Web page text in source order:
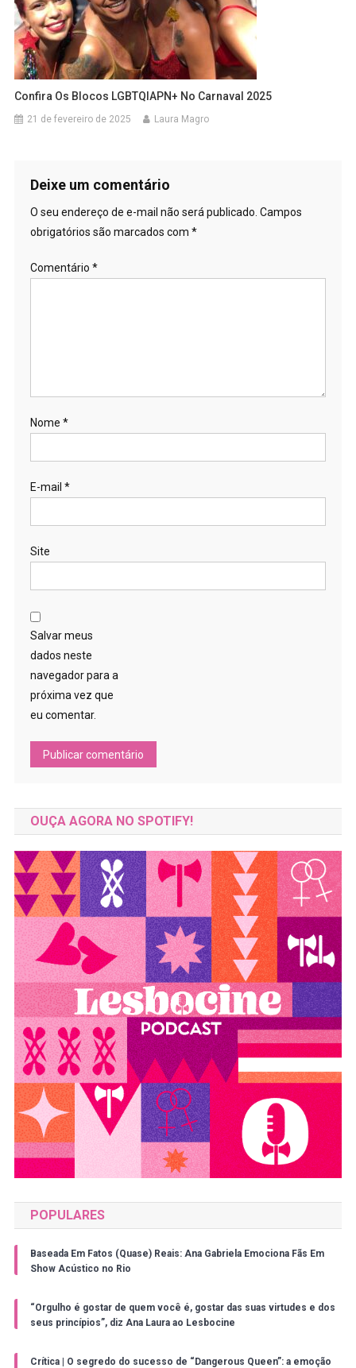
Confira Os Blocos LGBTQIAPN+ No Carnaval 2025
21 de fevereiro de 2025 Laura Magro
Deixe um comentário
O seu endereço de e-mail não será publicado. Campos
obrigatórios são marcados com *
Comentário *
Nome *
E-mail *
Site
Salvar meus
dados neste
navegador para a
próxima vez que
eu comentar.
OUÇA AGORA NO SPOTIFY!
POPULARES
Baseada Em Fatos (Quase) Reais: Ana Gabriela Emociona Fãs Em
Show Acústico no Rio
“Orgulho é gostar de quem você é, gostar das suas virtudes e dos
seus princípios”, diz Ana Laura ao Lesbocine
Crítica | O segredo do sucesso de “Dangerous Queen”: a emoção